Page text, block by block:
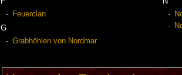
Feuerclan
G
Grabhöhlen von Nordmar